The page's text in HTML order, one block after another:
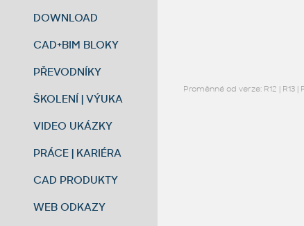
DOWNLOAD
CAD+BIM BLOKY
PŘEVODNÍKY
ŠKOLENÍ | VÝUKA
VIDEO UKÁZKY
PRÁCE | KARIÉRA
CAD PRODUKTY
WEB ODKAZY
Proměnné od verze: R12 | R13|